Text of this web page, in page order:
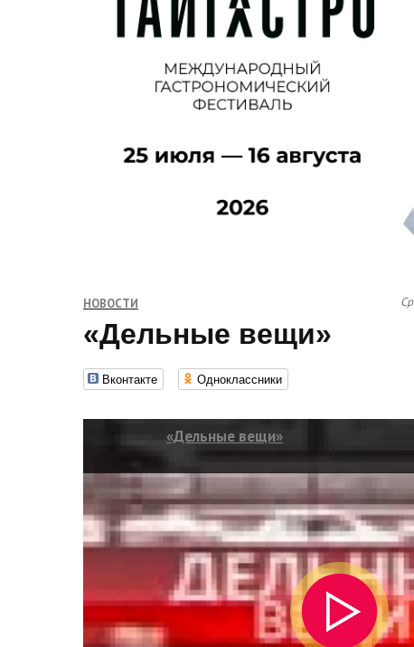
НОВОСТИ
«Дельные вещи»
Вконтакте Одноклассники
«Дельные вещи»